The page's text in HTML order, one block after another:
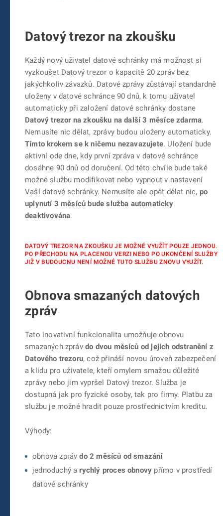
Datový trezor na zkoušku
Každý nový uživatel datové schránky má možnost si
vyzkoušet Datový trezor o kapacitě 20 zpráv bez
jakýchkoliv závazků. Datové zprávy zůstávají standardně
uloženy v datové schránce 90 dnů, k tomu uživatel
automaticky při založení datové schránky dostane
Datový trezor na zkoušku na další 3 měsíce zdarma.
Nemusíte nic dělat, zprávy budou uloženy automaticky.
Tímto krokem se k ničemu nezavazujete. Uložení bude
aktivní ode dne, kdy první zpráva v datové schránce
dosáhne 90 dnů od doručení. Od této chvíle bude také
možné službu modifikovat nebo vypnout v nastavení
Vaší datové schránky. Nemusíte ale opět dělat nic, po
uplynutí 3 měsíců bude služba automaticky
deaktivována.
DATOVÝ TREZOR NA ZKOUŠKU JE MOŽNÉ VYUŽÍT POUZE JEDNOU.
PO PŘECHODU NA PLACENOU VERZI NEBO PO UKONČENÍ SLUŽBY
JIŽ V BUDOUCNU NENÍ MOŽNÉ TUTO SLUŽBU ZNOVU VYUŽÍT.
Obnova smazaných datových
zpráv
Tato inovativní funkcionalita umožňuje obnovu
smazaných zpráv do dvou měsíců od jejich odstranění z
Datového trezoru, což přináší novou úroveň zabezpečení
a klidu pro uživatele, kteří omylem smažou důležité
zprávy nebo jim vypršel Datový trezor. Služba je
dostupná jak pro fyzické osoby, tak pro firmy. Platbu za
službu je možné hradit pouze prostřednictvím kreditu.
Výhody:
obnova zprávdo 2 měsíců od smazání
jednoduchý arychlý proces obnovy přímo v prostředí
datové schránky